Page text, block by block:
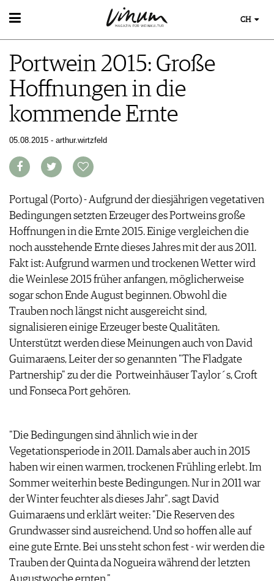
WEIN
WEINSUCHE
GUIDE WEINGÜTER
WINETRADECLUB
WEINE DES MONATS
TRINKREIFETABELLE
CLUB LES DOMAINES
WEINWISSEN
WEINREGIONEN
WEINGESCHICHTE
TIPPS & TRICKS
NEWS
EVENTS
EVENTKALENDER
EVENT-BILDER
ESSEN & TRINKEN
FOOD PAIRING TIPPS
FOOD PAIRING TABELLE
KULINARIK
HOTSPOTS
WEINREISEN
REPORTAGEN
WINEGUIDES
KLARTEXT
EXTRAS
AUSGABE
ARCHIV
VORTEILSWELT
MEDIATHEK
APPS
BILDSTRECKEN
BÜCHER
NEWS
WEINWIRTSCHAFT
WEINSZENE
PORTRAITS
VINOPHILES
ARCHIV
AWARDS
GEWINNSPIELE
VORTEILSWELT
WEINSUCHE
NEWSLETTER
WINE TRADE CLUB
REDAKTION
JOBS
WERBUNG
PRESSE
IMPRESSUM
AGB & DATENSCHUTZ
FAQ
CH
Portwein 2015: Große
Hoffnungen in die
kommende Ernte
05.08.2015 - arthur.wirtzfeld
Portugal (Porto) - Aufgrund der diesjährigen vegetativen
Bedingungen setzten Erzeuger des Portweins große
Hoffnungen in die Ernte 2015. Einige vergleichen die
noch ausstehende Ernte dieses Jahres mit der aus 2011.
Fakt ist: Aufgrund warmen und trockenen Wetter wird
die Weinlese 2015 früher anfangen, möglicherweise
sogar schon Ende August beginnen. Obwohl die
Trauben noch längst nicht ausgereicht sind,
signalisieren einige Erzeuger beste Qualitäten.
Unterstützt werden diese Meinungen auch von David
Guimaraens, Leiter der so genannten "The Fladgate
Partnership" zu der die Portweinhäuser Taylor´s, Croft
und Fonseca Port gehören.
"Die Bedingungen sind ähnlich wie in der
Vegetationsperiode in 2011. Damals aber auch in 2015
haben wir einen warmen, trockenen Frühling erlebt. Im
Sommer weiterhin beste Bedingungen. Nur in 2011 war
der Winter feuchter als dieses Jahr", sagt David
Guimaraens und erklärt weiter: "Die Reserven des
Grundwasser sind ausreichend. Und so hoffen alle auf
eine gute Ernte. Bei uns steht schon fest - wir werden die
Trauben der Quinta da Nogueira während der letzten